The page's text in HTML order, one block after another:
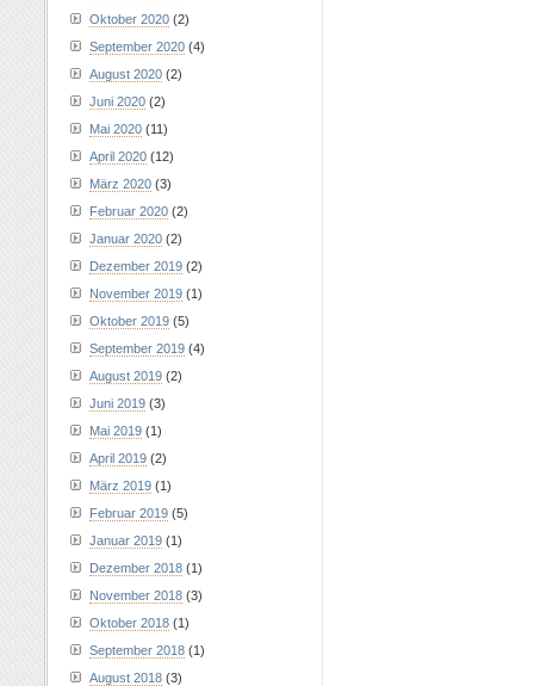
Oktober 2020 (2)
September 2020 (4)
August 2020 (2)
Juni 2020 (2)
Mai 2020 (11)
April 2020 (12)
März 2020 (3)
Februar 2020 (2)
Januar 2020 (2)
Dezember 2019 (2)
November 2019 (1)
Oktober 2019 (5)
September 2019 (4)
August 2019 (2)
Juni 2019 (3)
Mai 2019 (1)
April 2019 (2)
März 2019 (1)
Februar 2019 (5)
Januar 2019 (1)
Dezember 2018 (1)
November 2018 (3)
Oktober 2018 (1)
September 2018 (1)
August 2018 (3)